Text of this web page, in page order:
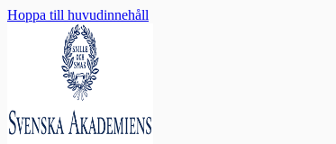
Hoppa till huvudinnehåll